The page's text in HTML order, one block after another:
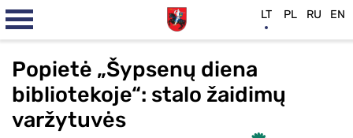
Popietė „Šypsenų diena
bibliotekoje“: stalo žaidimų
varžytuvės
LT PL RU EN